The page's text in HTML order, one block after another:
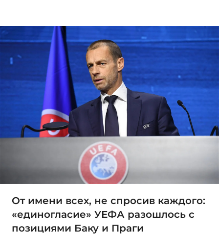
От имени всех, не спросив каждого:
«единогласие» УЕФА разошлось с
позициями Баку и Праги